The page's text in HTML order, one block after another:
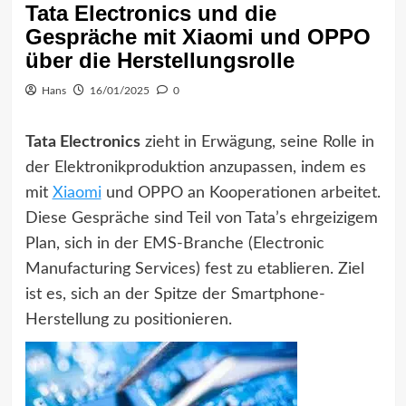
Tata Electronics und die
Gespräche mit Xiaomi und OPPO
über die Herstellungsrolle
Hans 16/01/2025 0
Tata Electronicszieht in Erwägung, seine Rolle in
der Elektronikproduktion anzupassen, indem es
mit Xiaomiund OPPO an Kooperationen arbeitet.
Diese Gespräche sind Teil von Tata’s ehrgeizigem
Plan, sich in der EMS-Branche (Electronic
Manufacturing Services) fest zu etablieren. Ziel
ist es, sich an der Spitze der Smartphone-
Herstellung zu positionieren.